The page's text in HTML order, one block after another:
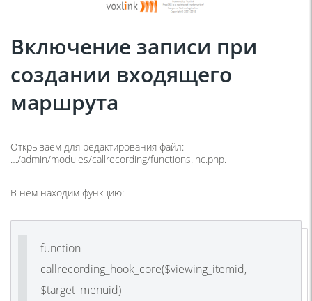
Включение записи при
создании входящего
маршрута
Открываем для редактирования файл:
…/admin/modules/callrecording/functions.inc.php.
В нём находим функцию:
function
callrecording_hook_core($viewing_itemid,
$target_menuid)